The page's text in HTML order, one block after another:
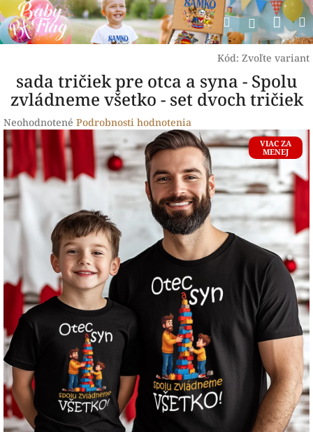
Prejsť
na
obsah
Hľadať
Kód: Zvoľte variant
sada tričiek pre otca a syna - Spolu
zvládneme všetko - set dvoch tričiek
Priemerné
hodnotenie
produktu
0,0
z
5
hviezdičiek.
Neohodnotené Podrobnosti hodnotenia
VIAC ZA
MENEJ